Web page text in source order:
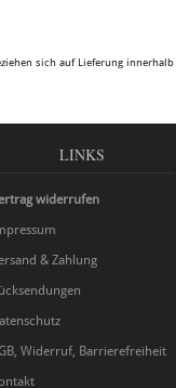
sich auf Lieferung innerhalb
LINKS
widerrufen
& Zahlung
Widerruf, Barrierefreiheit